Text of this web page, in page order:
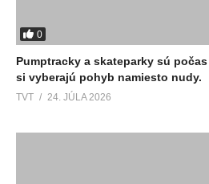
0
Pumptracky a skateparky sú
si vyberajú pohyb namiesto nudy.
TVT 24. JÚLA 2026